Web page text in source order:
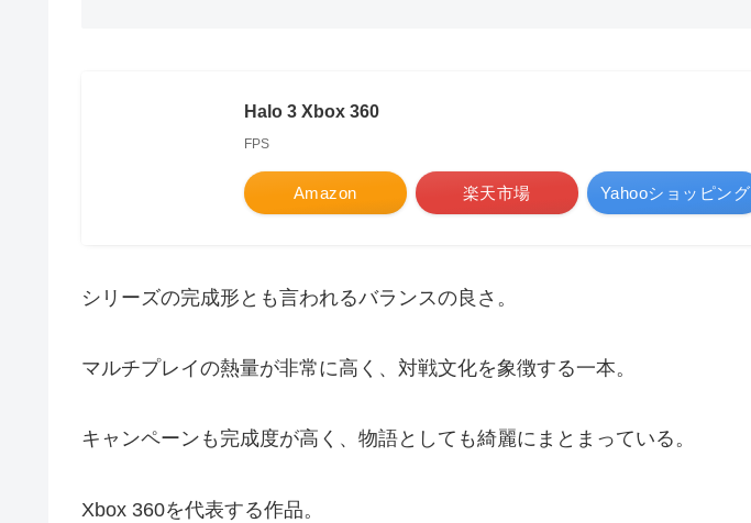
Halo 3 Xbox 360
FPS
Amazon 楽天市場 Yahooショッピング
シリーズの完成形とも言われるバランスの良さ。
マルチプレイの熱量が非常に高く、対戦文化を象徴する一本。
キャンペーンも完成度が高く、物語としても綺麗にまとまっている。
Xbox 360を代表する作品。